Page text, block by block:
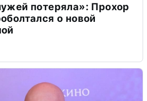
потеряла»: Прохор
о новой